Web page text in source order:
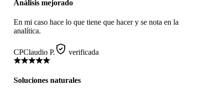
Análisis mejorado
En mi caso hace lo que tiene que hacer y se nota en la
analítica.
CPClaudio P. verificada
Soluciones naturales